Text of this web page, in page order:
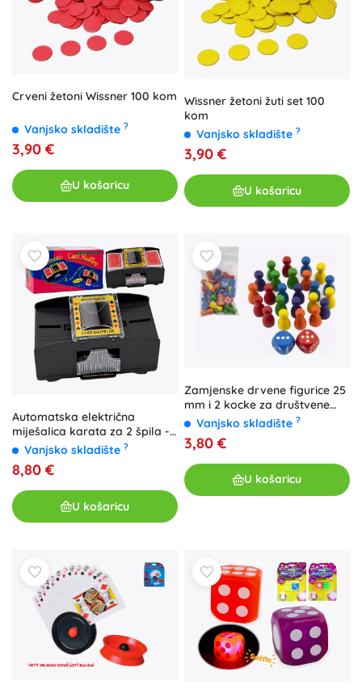
Crveni žetoni Wissner 100 kom
Vanjsko skladište ?
3,90 €
U košaricu
Wissner žetoni žuti set 100
kom
Vanjsko skladište ?
3,90 €
U košaricu
Automatska električna
miješalica karata za 2 špila - 1
komad
Vanjsko skladište ?
8,80 €
U košaricu
Zamjenske drvene figurice 25
mm i 2 kocke za društvene
igreVanjsko skladište ?
3,80 €
U košaricu